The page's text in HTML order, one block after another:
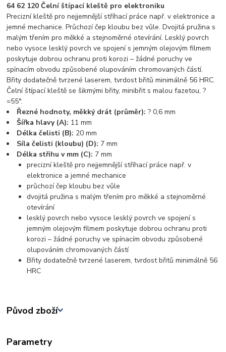
64 62 120 Čelní štípací kleště pro elektroniku
Precizní kleště pro nejjemnější stříhací práce např. v elektronice a
jemné mechanice. Průchozí čep kloubu bez vůle. Dvojitá pružina s
malým třením pro měkké a stejnoměrné otevírání. Lesklý povrch
nebo vysoce lesklý povrch ve spojení s jemným olejovým filmem
poskytuje dobrou ochranu proti korozi – žádné poruchy ve
spínacím obvodu způsobené olupováním chromovaných částí.
Břity dodatečně tvrzené laserem, tvrdost břitů minimálně 56 HRC.
Čelní štípací kleště se šikmými břity, minibřit s malou fazetou, ?
=55°.
Řezné hodnoty, měkký drát (průměr):? 0,6 mm
Šířka hlavy (A): 11 mm
Délka čelisti (B): 20 mm
Síla čelisti (kloubu) (D): 7 mm
Délka střihu v mm (C): 7 mm
precizní kleště pro nejjemnější stříhací práce např. v
elektronice a jemné mechanice
průchozí čep kloubu bez vůle
dvojitá pružina s malým třením pro měkké a stejnoměrné
otevírání
lesklý povrch nebo vysoce lesklý povrch ve spojení s
jemným olejovým filmem poskytuje dobrou ochranu proti
korozi – žádné poruchy ve spínacím obvodu způsobené
olupováním chromovaných částí
Břity dodatečně tvrzené laserem, tvrdost břitů minimálně 56
HRC
Původ zboží
Parametry